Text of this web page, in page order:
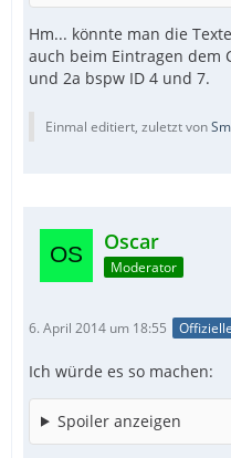
Hm... könnte man die
auch beim Eintragen dem
und 2a bspw ID 4 und 7.
Einmal editiert, zuletzt von
Oscar
Moderator
6. April 2014 um 18:55
Ich würde es so machen:
Spoiler anzeigen